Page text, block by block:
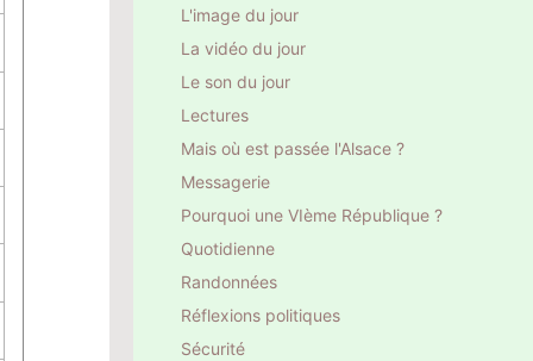
L'image du jour
La vidéo du jour
Le son du jour
Lectures
Mais où est passée l'Alsace ?
Messagerie
Pourquoi une VIème République ?
Quotidienne
Randonnées
Réflexions politiques
Sécurité